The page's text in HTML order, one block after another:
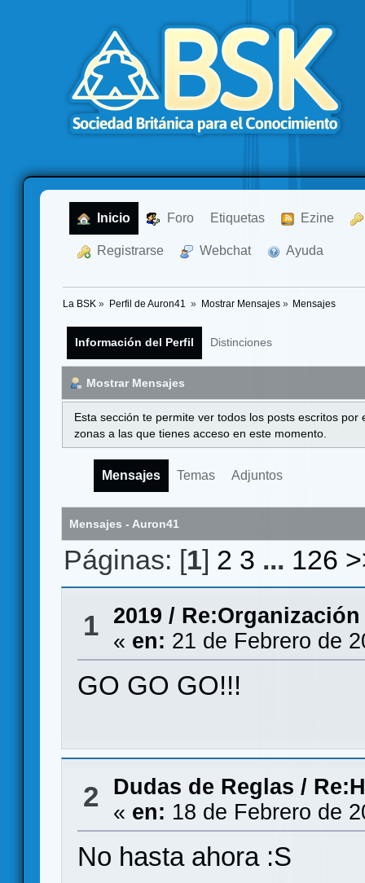
Inicio Foro Etiquetas Ezine
Registrarse Webchat Ayuda
La BSK » Perfil de Auron41 » Mostrar Mensajes» Mensajes
Información del Perfil Distinciones
Mostrar Mensajes
Esta sección te permite ver todos los posts escritos
zonas a las que tienes acceso en este momento.
Mensajes Temas Adjuntos
Mensajes - Auron41
Páginas: [1] 2 3 ... 126
1 2019 /
« en: 21 de Febrero de
GO GO GO!!!
2 Dudas de Reglas /
« en: 18 de Febrero de
No hasta ahora :S